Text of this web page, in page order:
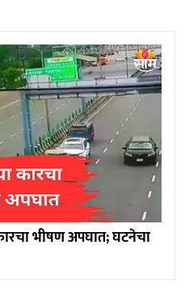
भीषण अपघात; घटनेचा